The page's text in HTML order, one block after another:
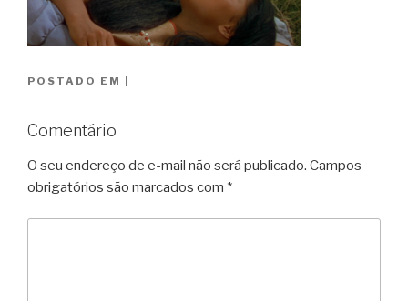
POSTADO EM
Comentário
O seu endereço de e-mail não será publicado. Campos
obrigatórios são marcados com *